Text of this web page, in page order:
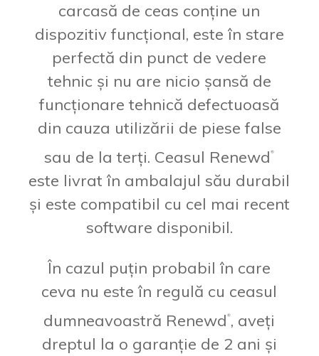
carcasă de ceas conține un
dispozitiv funcțional, este în stare
perfectă din punct de vedere
tehnic și nu are nicio șansă de
funcționare tehnică defectuoasă
din cauza utilizării de piese false
sau de la terți. Ceasul Renewd®
este livrat în ambalajul său durabil
și este compatibil cu cel mai recent
software disponibil.
În cazul puțin probabil în care
ceva nu este în regulă cu ceasul
dumneavoastră Renewd®, aveți
dreptul la o garanție de 2 ani și